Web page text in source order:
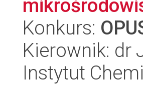
Konkurs:
Kierownik: dr
Instytut